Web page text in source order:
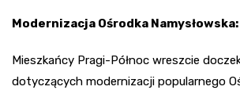
Modernizacja Ośrodka
Mieszkańcy Pragi-Północ wreszcie
dotyczących modernizacji popularnego